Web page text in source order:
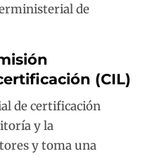
de
(CIL)
de certificación
y la
y toma una